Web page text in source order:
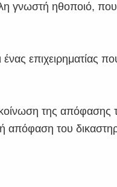
γνωστή ηθοποιό, που
επιχειρηματίας
της απόφασης
απόφαση του